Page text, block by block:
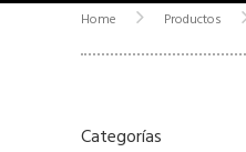
Home Productos
Categorías